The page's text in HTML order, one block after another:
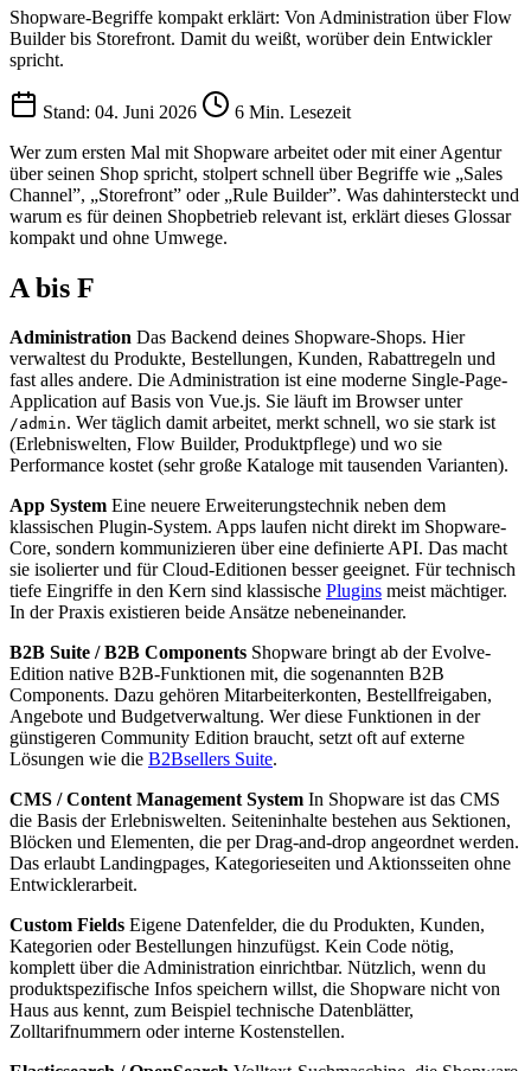
Shopware-Begriffe kompakt erklärt: Von Administration über Flow
Builder bis Storefront. Damit du weißt, worüber dein Entwickler
spricht.
Stand: 04. Juni 2026
6 Min. Lesezeit
Wer zum ersten Mal mit Shopware arbeitet oder mit einer Agentur
über seinen Shop spricht, stolpert schnell über Begriffe wie „Sales
Channel”, „Storefront” oder „Rule Builder”. Was dahintersteckt und
warum es für deinen Shopbetrieb relevant ist, erklärt dieses Glossar
kompakt und ohne Umwege.
A bis F
Administration Das Backend deines Shopware-Shops. Hier
verwaltest du Produkte, Bestellungen, Kunden, Rabattregeln und
fast alles andere. Die Administration ist eine moderne Single-Page-
Application auf Basis von Vue.js. Sie läuft im Browser unter
/admin. Wer täglich damit arbeitet, merkt schnell, wo sie stark ist
(Erlebniswelten, Flow Builder, Produktpflege) und wo sie
Performance kostet (sehr große Kataloge mit tausenden Varianten).
App System Eine neuere Erweiterungstechnik neben dem
klassischen Plugin-System. Apps laufen nicht direkt im Shopware-
Core, sondern kommunizieren über eine definierte API. Das macht
sie isolierter und für Cloud-Editionen besser geeignet. Für technisch
tiefe Eingriffe in den Kern sind klassische Plugins meist mächtiger.
In der Praxis existieren beide Ansätze nebeneinander.
B2B Suite / B2B Components Shopware bringt ab der Evolve-
Edition native B2B-Funktionen mit, die sogenannten B2B
Components. Dazu gehören Mitarbeiterkonten, Bestellfreigaben,
Angebote und Budgetverwaltung. Wer diese Funktionen in der
günstigeren Community Edition braucht, setzt oft auf externe
Lösungen wie die B2Bsellers Suite.
CMS / Content Management System In Shopware ist das CMS
die Basis der Erlebniswelten. Seiteninhalte bestehen aus Sektionen,
Blöcken und Elementen, die per Drag-and-drop angeordnet werden.
Das erlaubt Landingpages, Kategorieseiten und Aktionsseiten ohne
Entwicklerarbeit.
Custom Fields Eigene Datenfelder, die du Produkten, Kunden,
Kategorien oder Bestellungen hinzufügst. Kein Code nötig,
komplett über die Administration einrichtbar. Nützlich, wenn du
produktspezifische Infos speichern willst, die Shopware nicht von
Haus aus kennt, zum Beispiel technische Datenblätter,
Zolltarifnummern oder interne Kostenstellen.